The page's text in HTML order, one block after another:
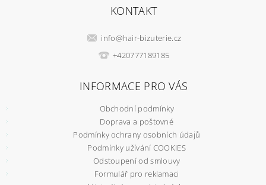
KONTAKT
info@hair-bizuterie.cz
+420777189185
INFORMACE PRO VÁS
Obchodní podmínky
Doprava a poštovné
Podmínky ochrany osobních údajů
Podmínky užívání COOKIES
Odstoupení od smlouvy
Formulář pro reklamaci